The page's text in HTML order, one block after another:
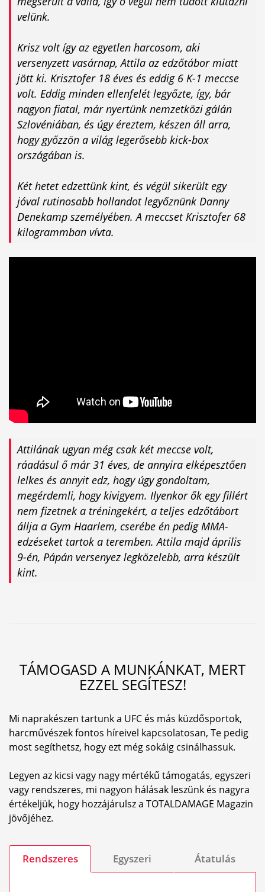
velünk.
Krisz volt így az egyetlen harcosom, aki
versenyzett vasárnap, Attila az edzőtábor miatt
jött ki. Krisztofer 18 éves és eddig 6 K-1 meccse
volt. Eddig minden ellenfelét legyőzte, így, bár
nagyon fiatal, már nyertünk nemzetközi gálán
Szlovéniában, és úgy éreztem, készen áll arra,
hogy győzzön a világ legerősebb kick-box
országában is.
Két hetet edzettünk kint, és végül sikerült egy
jóval rutinosabb hollandot legyőznünk Danny
Denekamp személyében. A meccset Krisztofer 68
kilogrammban vívta.
Attilának ugyan még csak két meccse volt,
ráadásul ő már 31 éves, de annyira elképesztően
lelkes és annyit edz, hogy úgy gondoltam,
megérdemli, hogy kivigyem. Ilyenkor ők egy fillért
nem fizetnek a tréningekért, a teljes edzőtábort
állja a Gym Haarlem, cserébe én pedig MMA-
edzéseket tartok a teremben. Attila majd április
9-én, Pápán versenyez legközelebb, arra készült
kint.
TÁMOGASD A MUNKÁNKAT, MERT
EZZEL SEGÍTESZ!
Mi naprakészen tartunk a UFC és más küzdősportok,
harcművészek fontos híreivel kapcsolatosan, Te pedig
most segíthetsz, hogy ezt még sokáig csinálhassuk.
Legyen az kicsi vagy nagy mértékű támogatás, egyszeri
vagy rendszeres, mi nagyon hálásak leszünk és nagyra
értékeljük, hogy hozzájárulsz a TOTALDAMAGE Magazin
jövőjéhez.
Rendszeres Egyszeri Átatulás